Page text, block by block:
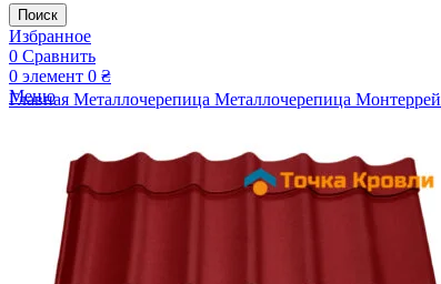
Поиск
Избранное
0 Сравнить
0 элемент 0 ₴
Меню
элемент 0₴
Главная Металлочерепица Металлочерепица Монтеррей